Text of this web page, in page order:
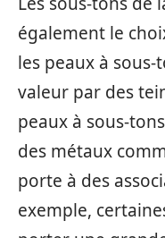
également le
les peaux à
valeur par des
peaux à sous-
des métaux
porte à des
exemple,